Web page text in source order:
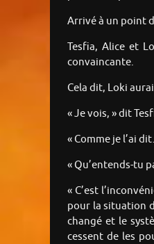
Arrivé à un point
Tesfia, Alice et
convaincante.
Cela dit, Loki
« Je vois, » dit
« Comme je l’ai
« Qu’entends-tu
« C’est
pour la situation
changé et le
cessent de les